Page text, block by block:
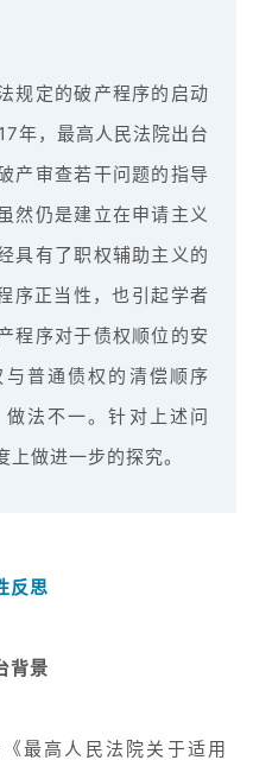
规定的破产程序的启动
年，最高人民法院出台
产审查若干问题的指导
然仍是建立在申请主义
具有了职权辅助主义的
序正当性，也引起学者
程序对于债权顺位的安
普通债权的清偿顺序
做法不一。针对上述问
做进一步的探究。
反思
背景
最高人民法院关于适用